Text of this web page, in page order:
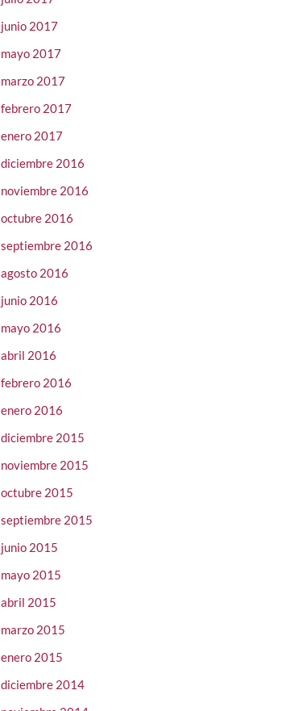
junio 2017
mayo 2017
marzo 2017
febrero 2017
enero 2017
diciembre 2016
noviembre 2016
octubre 2016
septiembre 2016
agosto 2016
junio 2016
mayo 2016
abril 2016
febrero 2016
enero 2016
diciembre 2015
noviembre 2015
octubre 2015
septiembre 2015
junio 2015
mayo 2015
abril 2015
marzo 2015
enero 2015
diciembre 2014